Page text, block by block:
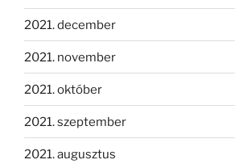
2021. december
2021. november
2021. október
2021. szeptember
2021. augusztus